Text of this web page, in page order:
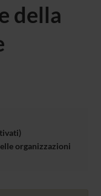
della
organizzazioni